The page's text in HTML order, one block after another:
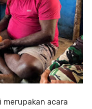
merupakan acara